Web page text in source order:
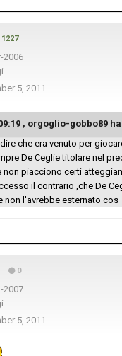
1227
2006
5, 2011
, orgoglio-gobbo89
che era venuto per
De Ceglie titolare nel
non piacciono certi
il contrario ,che De
non l'avrebbe esternato cos
0
2007
5, 2011